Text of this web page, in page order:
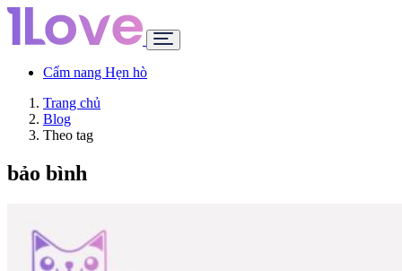
Cẩm nang Hẹn hò
Trang chủ
Blog
Theo tag
bảo bình